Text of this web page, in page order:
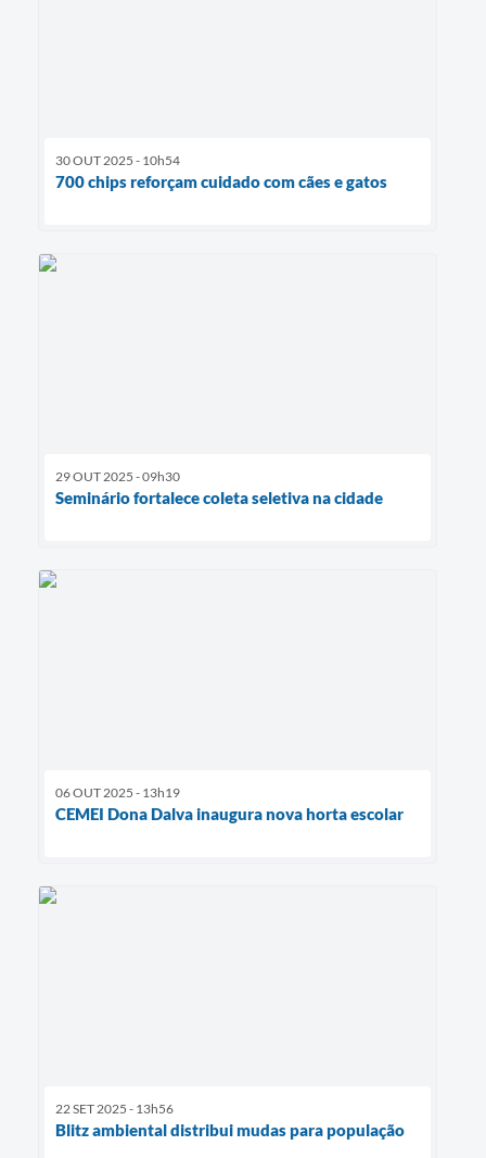
30 OUT 2025 - 10h54
700 chips reforçam cuidado com cães e gatos
29 OUT 2025 - 09h30
Seminário fortalece coleta seletiva na cidade
06 OUT 2025 - 13h19
CEMEI Dona Dalva inaugura nova horta escolar
22 SET 2025 - 13h56
Blitz ambiental distribui mudas para população